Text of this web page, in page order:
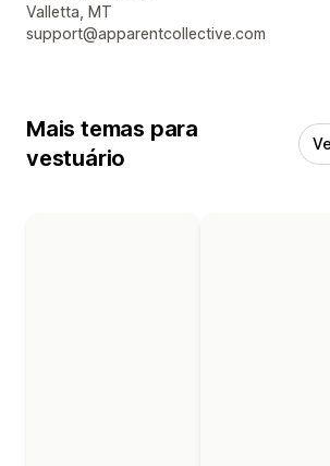
Informações de contato do designer
Valletta, MT
support@apparentcollective.com
Mais temas para
vestuário